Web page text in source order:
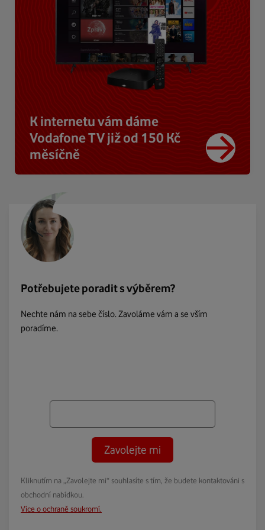
K internetu vám dáme
Vodafone TV již od 150 Kč
měsíčně
Potřebujete poradit s výběrem?
Nechte nám na sebe číslo. Zavoláme vám a se vším
poradíme.
Zavolejte mi
Kliknutím na „Zavolejte mi“ souhlasíte s tím, že budete kontaktováni s
obchodní nabídkou.
Více o ochraně soukromí.